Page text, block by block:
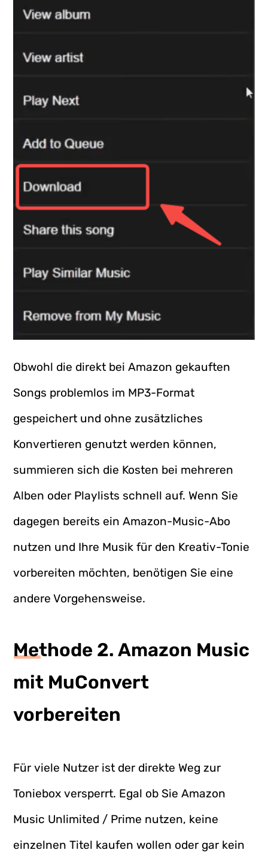
Obwohl die direkt bei Amazon gekauften
Songs problemlos im MP3-Format
gespeichert und ohne zusätzliches
Konvertieren genutzt werden können,
summieren sich die Kosten bei mehreren
Alben oder Playlists schnell auf. Wenn Sie
dagegen bereits ein Amazon-Music-Abo
nutzen und Ihre Musik für den Kreativ-Tonie
vorbereiten möchten, benötigen Sie eine
andere Vorgehensweise.
Methode 2. Amazon Music
mit MuConvert
vorbereiten
Für viele Nutzer ist der direkte Weg zur
Toniebox versperrt. Egal ob Sie Amazon
Music Unlimited / Prime nutzen, keine
einzelnen Titel kaufen wollen oder gar kein